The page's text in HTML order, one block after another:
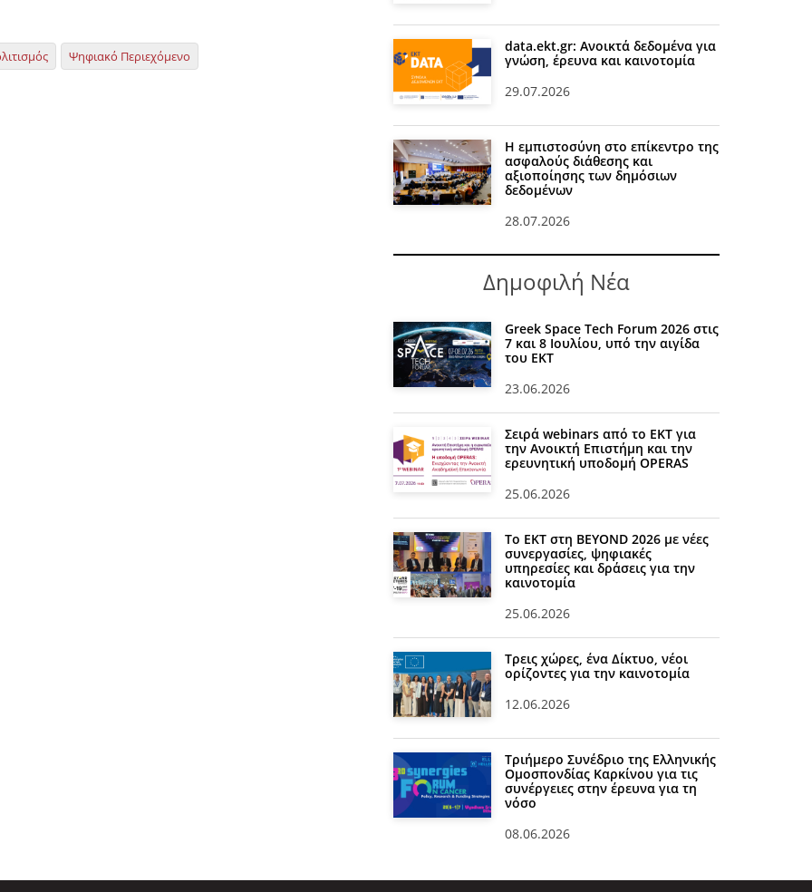
Ψηφιακό Περιεχόμενο
data.ekt.gr: Ανοικτά δεδομένα για
γνώση, έρευνα και καινοτομία
29.07.2026
Η εμπιστοσύνη στο επίκεντρο της
ασφαλούς διάθεσης και
αξιοποίησης των δημόσιων
δεδομένων
28.07.2026
Δημοφιλή Νέα
Greek Space Tech Forum 2026 στις
7 και 8 Ιουλίου, υπό την αιγίδα
του ΕΚΤ
23.06.2026
Σειρά webinars από το ΕΚΤ για
την Ανοικτή Επιστήμη και την
ερευνητική υποδομή OPERAS
25.06.2026
Το ΕΚΤ στη BEYOND 2026 με νέες
συνεργασίες, ψηφιακές
υπηρεσίες και δράσεις για την
καινοτομία
25.06.2026
Τρεις χώρες, ένα Δίκτυο, νέοι
ορίζοντες για την καινοτομία
12.06.2026
Τριήμερο Συνέδριο της Ελληνικής
Ομοσπονδίας Καρκίνου για τις
συνέργειες στην έρευνα για τη
νόσο
08.06.2026